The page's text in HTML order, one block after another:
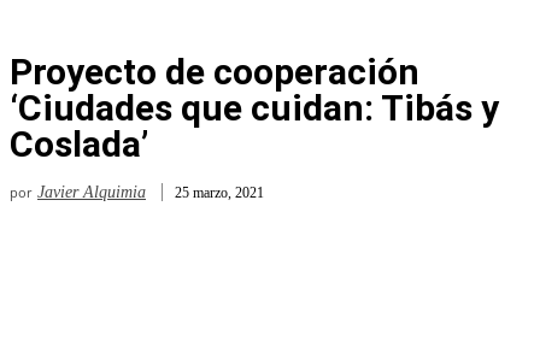
Proyecto de cooperación
‘Ciudades que cuidan: Tibás y
Coslada’
por Javier Alquimia 25 marzo, 2021